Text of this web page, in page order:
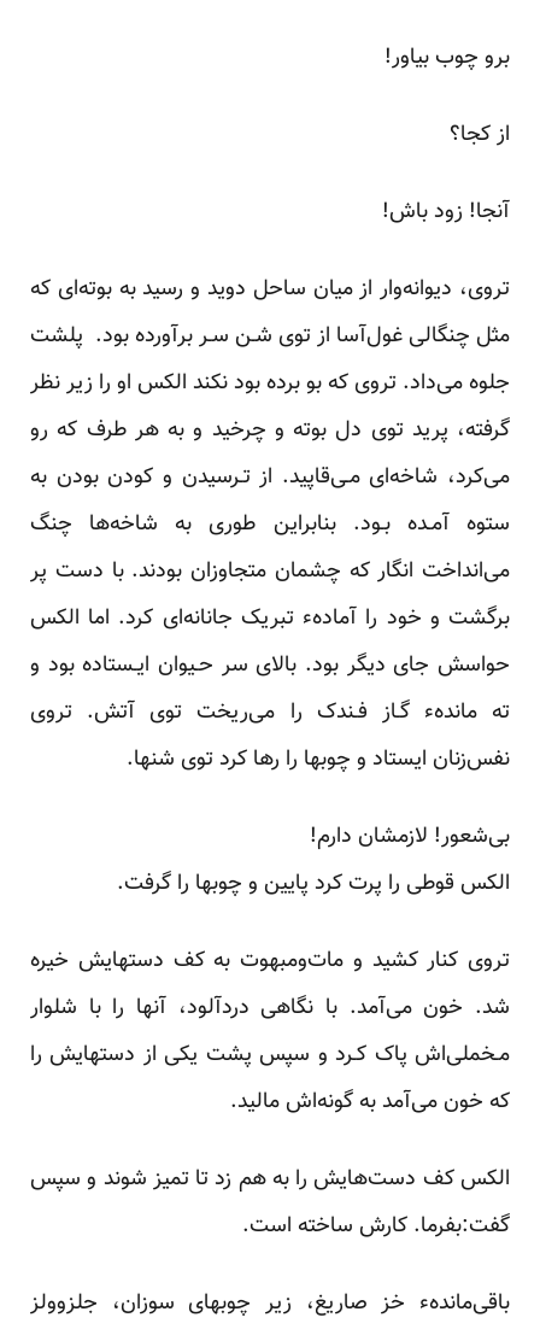
برو‌ چوب بیاور!
از کجا؟
آنجا! زود‌ باش!
تروی، دیوانه‌وار از میان ساحل دوید و رسید به بوته‌ای که
مثل چنگالی غول‌آسا از توی شـن سـر برآورده بود. پلشت
جلوه می‌داد. تروی که بو برده بود نکند الکس او را‌ زیر نظر
گرفته، پرید توی دل بوته و چرخید و به هر طرف که رو
می‌کرد، شاخه‌ای مـی‌قاپید. از تـرسیدن و کودن بودن به
ستوه آمـده بـود. بنابراین طوری به شاخه‌ها چنگ
می‌انداخت انگار که‌ چشمان‌ متجاوزان بودند. با دست پر
برگشت و خود را آمادهء تبریک جانانه‌ای کرد. اما الکس
حواسش جای دیگر بود. بالای سر حـیوان ایـستاده بود و
ته ماندهء گـاز فـندک را می‌ریخت توی آتش. تروی‌
نفس‌زنان‌ ایستاد و چوبها را رها کرد توی شنها.
بی‌شعور! لازمشان دارم!
الکس قوطی را پرت کرد پایین و چوبها را گرفت.
تروی کنار کشید و مات‌ومبهوت به کف دستهایش خیره‌
شد. خون‌ می‌آمد. با نگاهی دردآلود، آنها را با شلوار
مـخملی‌اش پاک کـرد و سپس پشت یکی از دستهایش را
که خون می‌آمد به گونه‌اش مالید.
الکس کف دست‌هایش را به هم زد‌ تا‌ تمیز‌ شوند و سپس
گفت:بفرما. کارش ساخته‌ است.
باقی‌ماندهء‌ خز صاریغ، زیر چوبهای سوزان، جلزوولز